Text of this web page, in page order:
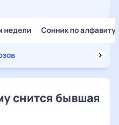
недели Сонник по алфавиту
снится бывшая